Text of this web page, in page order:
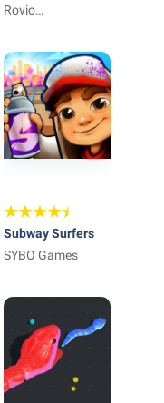
Angry Birds
Rovio
Corporation
Subway Surfers
SYBO Games